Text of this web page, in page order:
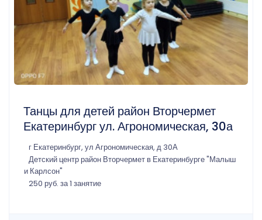
Танцы для детей район Вторчермет
Екатеринбург ул. Агрономическая, 30а
г Екатеринбург, ул Агрономическая, д 30А
Детский центр район Вторчермет в Екатеринбурге "Малыш
и Карлсон"
250 руб. за 1 занятие